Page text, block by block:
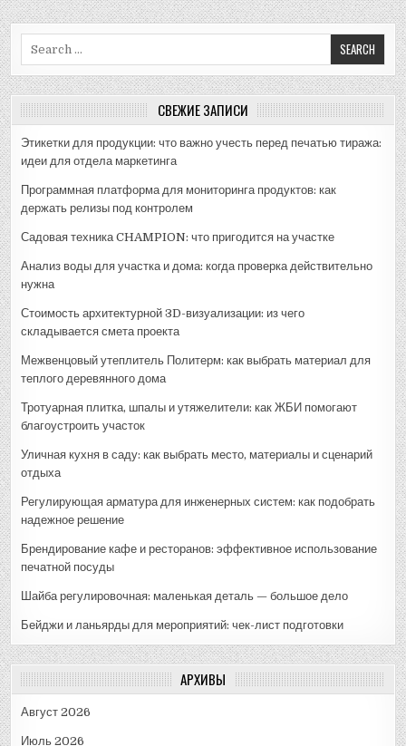
СВЕЖИЕ ЗАПИСИ
Этикетки для продукции: что важно учесть перед печатью тиража:
идеи для отдела маркетинга
Программная платформа для мониторинга продуктов: как
держать релизы под контролем
Садовая техника CHAMPION: что пригодится на участке
Анализ воды для участка и дома: когда проверка действительно
нужна
Стоимость архитектурной 3D-визуализации: из чего
складывается смета проекта
Межвенцовый утеплитель Политерм: как выбрать материал для
теплого деревянного дома
Тротуарная плитка, шпалы и утяжелители: как ЖБИ помогают
благоустроить участок
Уличная кухня в саду: как выбрать место, материалы и сценарий
отдыха
Регулирующая арматура для инженерных систем: как подобрать
надежное решение
Брендирование кафе и ресторанов: эффективное использование
печатной посуды
Шайба регулировочная: маленькая деталь — большое дело
Бейджи и ланьярды для мероприятий: чек-лист подготовки
АРХИВЫ
Август 2026
Июль 2026